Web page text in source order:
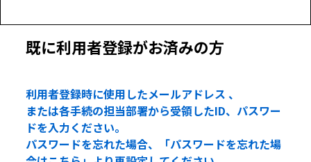
既に利用者登録がお済みの方
利用者登録時に使用したメールアドレス 、
または各手続の担当部署から受領したID、パスワー
ドを入力ください。
パスワードを忘れた場合、「パスワードを忘れた場